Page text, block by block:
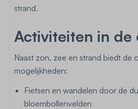
strand.
Activiteiten in de
Naast zon, zee en strand biedt de
mogelijkheden:
Fietsen en wandelen door de
bloembollenvelden